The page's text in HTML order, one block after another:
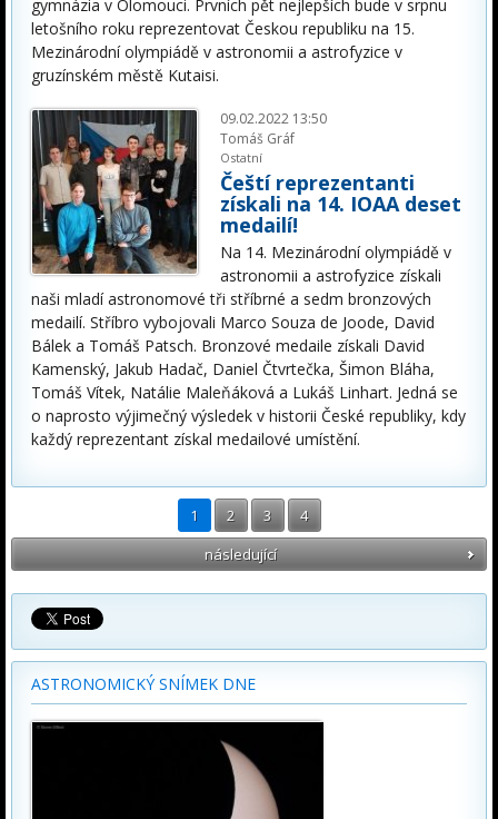
gymnázia v Olomouci. Prvních pět nejlepších bude v srpnu
letošního roku reprezentovat Českou republiku na 15.
Mezinárodní olympiádě v astronomii a astrofyzice v
gruzínském městě Kutaisi.
09.02.2022 13:50
Tomáš Gráf
Ostatní
Čeští reprezentanti
získali na 14. IOAA deset
medailí!
Na 14. Mezinárodní olympiádě v
astronomii a astrofyzice získali
naši mladí astronomové tři stříbrné a sedm bronzových
medailí. Stříbro vybojovali Marco Souza de Joode, David
Bálek a Tomáš Patsch. Bronzové medaile získali David
Kamenský, Jakub Hadač, Daniel Čtvrtečka, Šimon Bláha,
Tomáš Vítek, Natálie Maleňáková a Lukáš Linhart. Jedná se
o naprosto výjimečný výsledek v historii České republiky, kdy
každý reprezentant získal medailové umístění.
1 2 3
4
následující
ASTRONOMICKÝ SNÍMEK DNE